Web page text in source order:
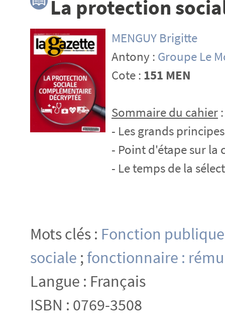
La protection
MENGUY Brigitte
Antony : Groupe Le
Cote : 151 MEN
Sommaire du cahier:
- Les grands
- Point d'étape sur la
- Le temps de la
Mots clés : Fonction
sociale ; fonctionnaire :
Langue : Français
ISBN : 0769-3508